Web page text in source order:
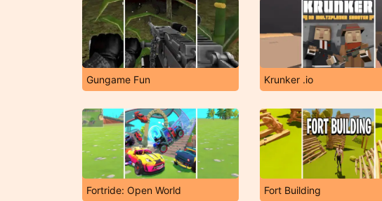
Gungame Fun Krunker .io
Fortride: Open World Fort Building